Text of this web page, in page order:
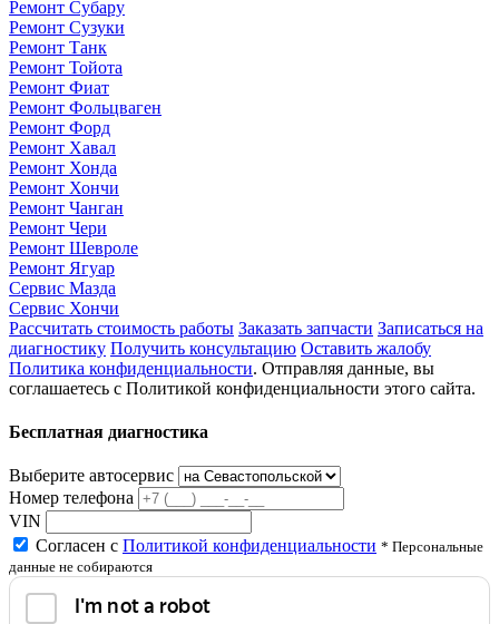
Ремонт Субару
Ремонт Сузуки
Ремонт Танк
Ремонт Тойота
Ремонт Фиат
Ремонт Фольцваген
Ремонт Форд
Ремонт Хавал
Ремонт Хонда
Ремонт Хончи
Ремонт Чанган
Ремонт Чери
Ремонт Шевроле
Ремонт Ягуар
Сервис Мазда
Сервис Хончи
Рассчитать стоимость работы Заказать запчасти Записаться на
диагностику Получить консультацию Оставить жалобу
Политика конфиденциальности. Отправляя данные, вы
соглашаетесь с Политикой конфиденциальности этого сайта.
Бесплатная диагностика
Выберите автосервис
Номер телефона
VIN
Согласен с Политикой конфиденциальности * Персональные
данные не собираются